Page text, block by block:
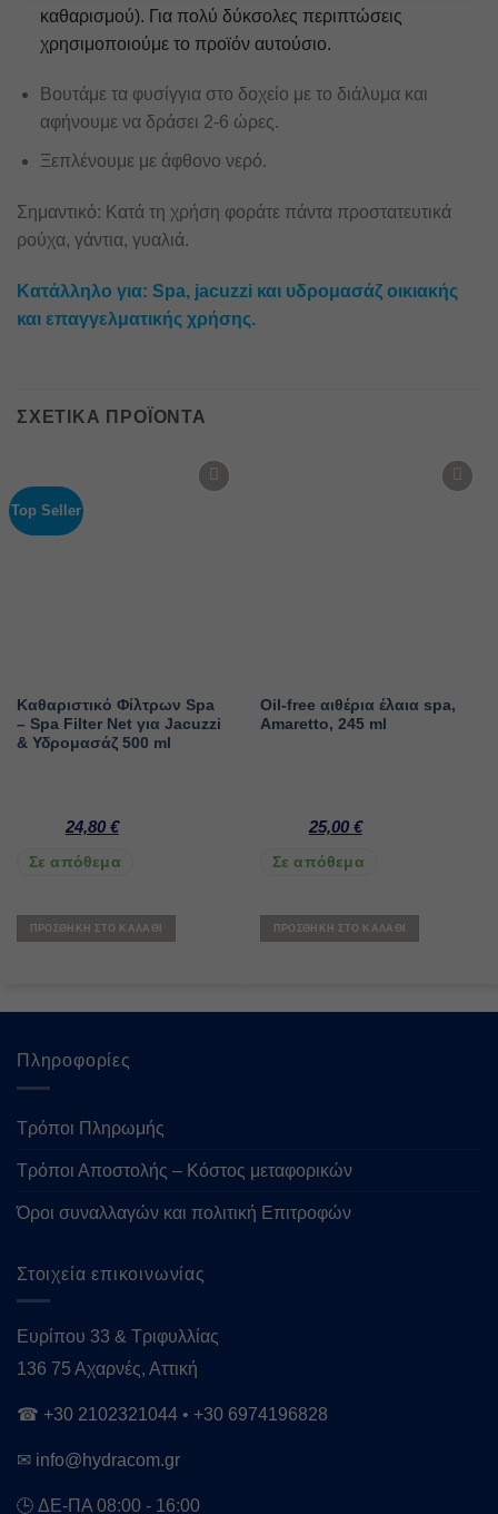
καθαρισμού). Για πολύ δύκσολες περιπτώσεις
χρησιμοποιούμε το προϊόν αυτούσιο.
Βουτάμε τα φυσίγγια στο δοχείο με το διάλυμα και
αφήνουμε να δράσει 2-6 ώρες.
Ξεπλένουμε με άφθονο νερό.
Σημαντικό: Κατά τη χρήση φοράτε πάντα προστατευτικά
ρούχα, γάντια, γυαλιά.
Κατάλληλο για: Spa, jacuzzi και υδρομασάζ οικιακής
και επαγγελματικής χρήσης.
ΣΧΕΤΙΚΆ ΠΡΟΪΌΝΤΑ
Top Seller
Add to
wishlist
Καθαριστικό Φίλτρων Spa
– Spa Filter Net για Jacuzzi
& Υδρομασάζ 500 ml
24,80 €
Σε απόθεμα
ΠΡΟΣΘΉΚΗ ΣΤΟ ΚΑΛΆΘΙ
Add to
wishlist
Oil-free αιθέρια έλαια spa,
Amaretto, 245 ml
25,00 €
Σε απόθεμα
ΠΡΟΣΘΉΚΗ ΣΤΟ ΚΑΛΆΘΙ
Πληροφορίες
Τρόποι Πληρωμής
Τρόποι Αποστολής – Κόστος μεταφορικών
Όροι συναλλαγών και πολιτική Επιτροφών
Στοιχεία επικοινωνίας
Ευρίπου 33 & Τριφυλλίας
136 75 Αχαρνές, Αττική
☎ +30 2102321044 • +30 6974196828
✉ info@hydracom.gr
🕒 ΔΕ-ΠΑ 08:00 - 16:00